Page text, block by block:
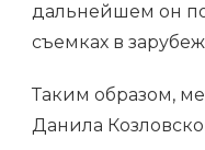
дальнейшем он
съемках в
Таким образом,
Данила